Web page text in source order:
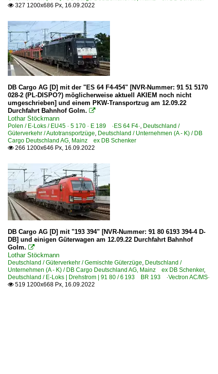
 327 1200x686 Px, 16.09.2022
DB Cargo AG [D] mit der "ES 64 F4-454" [NVR-Nummer: 91 51 5170
028-2 (PL-DISPO?) möglicherweise aktuell AKIEM noch nicht
umgeschrieben] und einem PKW-Transportzug am 12.09.22
Durchfahrt Bahnhof Golm. 
Lothar Stöckmann
Polen / E-Loks / EU45 · 5 170 · E 189 ·ES 64 F4· Deutschland /
Güterverkehr / Autotransportzüge Deutschland / Unternehmen (A - K) / DB
Cargo Deutschland AG, Mainz ex DB Schenker
 266 1200x646 Px, 16.09.2022
DB Cargo AG [D] mit "193 394" [NVR-Nummer: 91 80 6193 394-4 D-
DB] und einigen Güterwagen am 12.09.22 Durchfahrt Bahnhof
Golm. 
Lothar Stöckmann
Deutschland / Güterverkehr / Gemischte Güterzüge Deutschland /
Unternehmen (A - K) / DB Cargo Deutschland AG, Mainz ex DB Schenker,
Deutschland / E-Loks | Drehstrom | 91 80 / 6 193 BR 193 ·Vectron AC/MS·
 519 1200x668 Px, 16.09.2022